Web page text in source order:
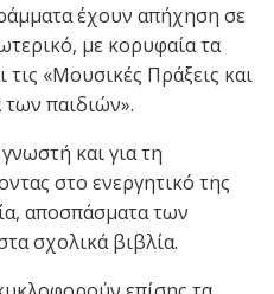
έχουν απήχηση σε
με κορυφαία τα
τις «Μουσικές Πράξεις και
των παιδιών».
και για τη
στο ενεργητικό της
αποσπάσματα των
σχολικά βιβλία.